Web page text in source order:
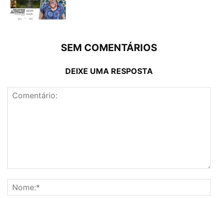
SEM COMENTÁRIOS
DEIXE UMA RESPOSTA